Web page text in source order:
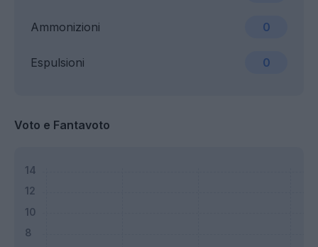
Ammonizioni 0
Espulsioni 0
Voto e Fantavoto